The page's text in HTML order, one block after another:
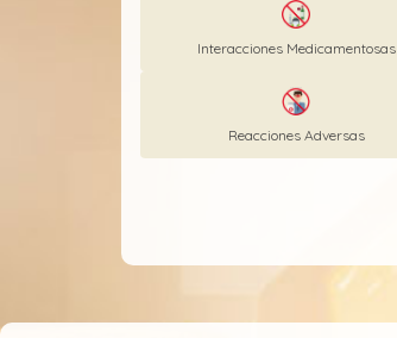
Interacciones Medicamentosas
Reacciones Adversas